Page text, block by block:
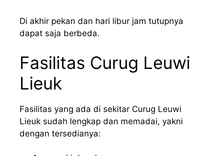
Di akhir pekan dan hari libur jam tutupnya
dapat saja berbeda.
Fasilitas Curug Leuwi
Lieuk
Fasilitas yang ada di sekitar Curug Leuwi
Lieuk sudah lengkap dan memadai, yakni
dengan tersedianya: